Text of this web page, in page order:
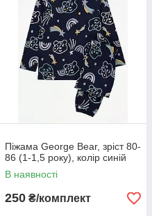
Піжама George Bear, зріст 80-
86 (1-1,5 року), колір синій
В наявності
250 ₴/комплект